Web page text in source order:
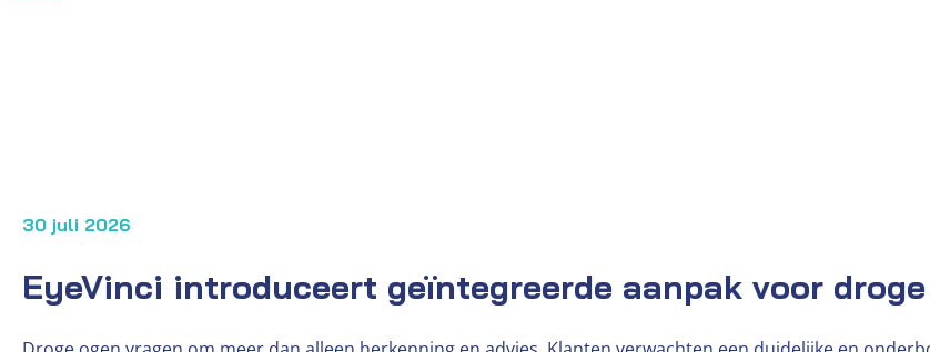
30 juli 2026
EyeVinci introduceert geïntegreerde aanpak voor